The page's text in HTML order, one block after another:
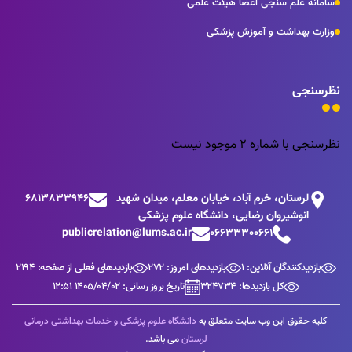
وزارت بهداشت و آموزش پزشکی
نظرسنجی
نظرسنجی با شماره 2 موجود نیست
لرستان، خرم آباد، خیابان معلم، میدان شهید
انوشیروان رضایی، دانشگاه علوم پزشکی
6813833946
06633300661
publicrelation@lums.ac.ir
بازدیدکنندگان آنلاین: 1 بازدیدهای امروز: 272
بازدیدهای فعلی از صفحه: 2194
کل بازدیدها: 324734
تاریخ بروز رسانی: 1405/04/02 12:51
کلیه حقوق این وب سایت متعلق به دانشگاه علوم پزشکی و خدمات بهداشتی درمانی
لرستانمی باشد.